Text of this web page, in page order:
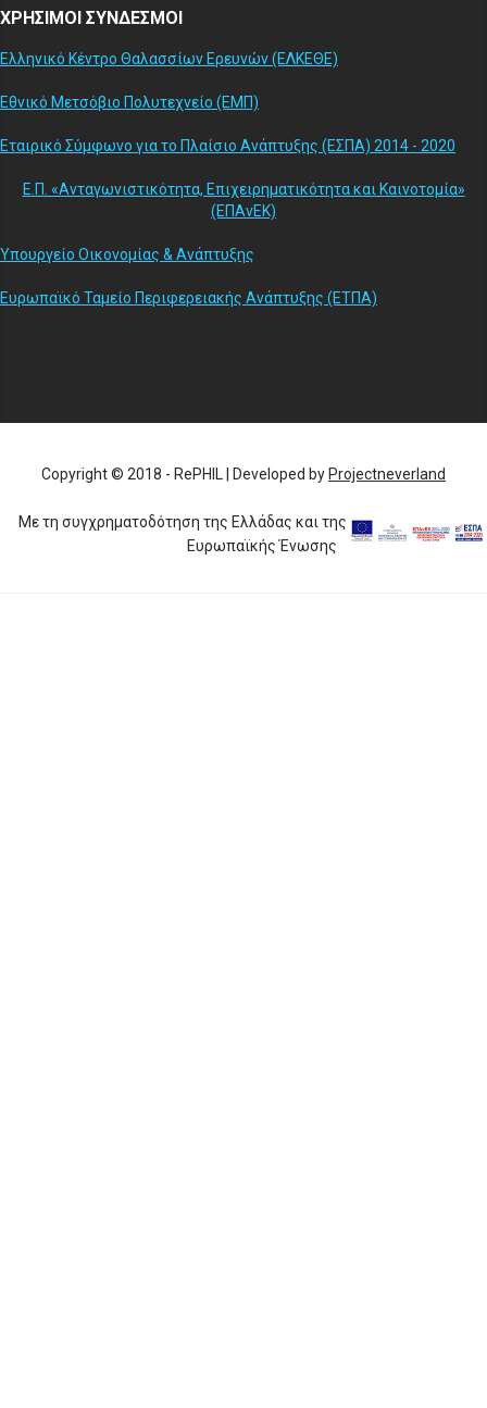
ΧΡΗΣΙΜΟΙ ΣΥΝΔΕΣΜΟΙ
Ελληνικό Κέντρο Θαλασσίων Ερευνών (ΕΛΚΕΘΕ)
Εθνικό Μετσόβιο Πολυτεχνείο (ΕΜΠ)
Εταιρικό Σύμφωνο για το Πλαίσιο Ανάπτυξης (ΕΣΠΑ) 2014 - 2020
Ε.Π. «Ανταγωνιστικότητα, Επιχειρηματικότητα και Καινοτομία»
(ΕΠΑνΕΚ)
Υπουργείο Οικονομίας & Ανάπτυξης
Ευρωπαϊκό Ταμείο Περιφερειακής Ανάπτυξης (ΕΤΠΑ)
Copyright © 2018 - RePHIL | Developed by Projectneverland
Με τη συγχρηματοδότηση της Ελλάδας και της
Ευρωπαϊκής Ένωσης